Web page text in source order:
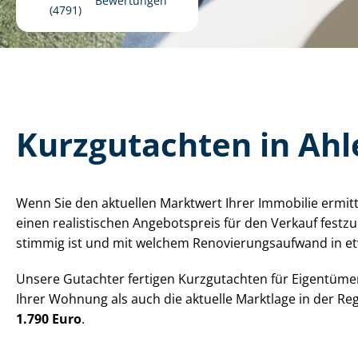
4791
Kurzgutachten in
Wenn Sie den aktuellen Marktwert Ihrer Immobilie
einen realistischen Angebotspreis für den Verkauf
stimmig ist und mit welchem Re­no­vie­rungs­auf­wand in
Unsere Gutachter fertigen Kurzgutachten für
Ihrer Wohnung als auch die aktuelle Marktlage in der
1.790 Euro.